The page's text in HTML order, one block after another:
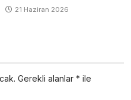
21 Haziran 2026
Gerekli alanlar * ile